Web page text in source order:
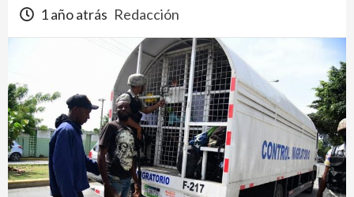
1 año atrás Redacción